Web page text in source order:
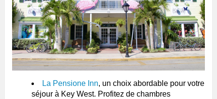
La Pensione Inn, un choix abordable pour votre
séjour à Key West. Profitez de chambres